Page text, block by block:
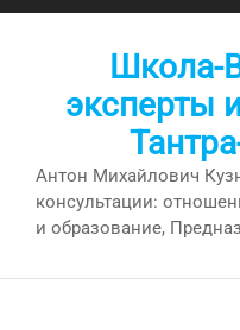
Перейти
Школа-
эксперты
Антон Михайлович
консультации:
и образование,